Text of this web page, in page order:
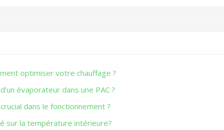
optimiser votre chauffage ?
évaporateur dans une PAC ?
dans le fonctionnement ?
sur la température intérieure?